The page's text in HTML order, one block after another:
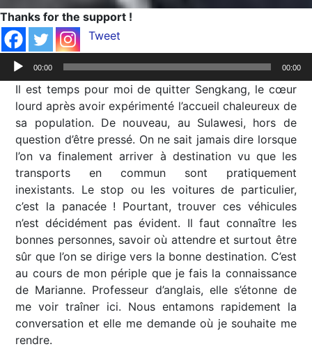
Thanks for the support !
Tweet
Lecteur
audio
00:00 00:00
Il est temps pour moi de quitter Sengkang, le cœur
lourd après avoir expérimenté l’accueil chaleureux de
sa population. De nouveau, au Sulawesi, hors de
question d’être pressé. On ne sait jamais dire lorsque
l’on va finalement arriver à destination vu que les
transports en commun sont pratiquement
inexistants. Le stop ou les voitures de particulier,
c’est la panacée ! Pourtant, trouver ces véhicules
n’est décidément pas évident. Il faut connaître les
bonnes personnes, savoir où attendre et surtout être
sûr que l’on se dirige vers la bonne destination. C’est
au cours de mon périple que je fais la connaissance
de Marianne. Professeur d’anglais, elle s’étonne de
me voir traîner ici. Nous entamons rapidement la
conversation et elle me demande où je souhaite me
rendre.